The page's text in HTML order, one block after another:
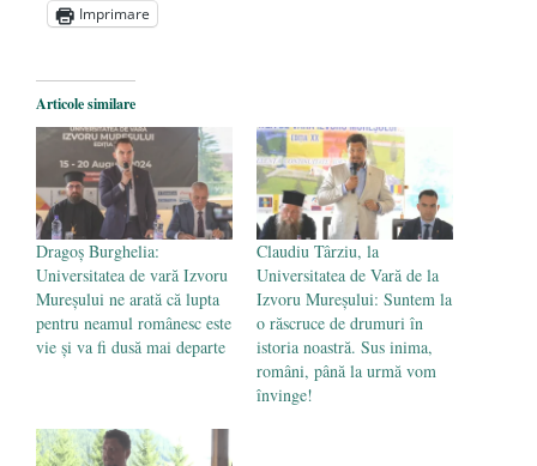
Statul care servește Națiunea
Legea Vexler produce efecte. Bustul
poetului Octavian Goga, înlăturat din Iași
- 16 aprilie 2026
Imprimare
Articole similare
Dragoș Burghelia:
Universitatea de vară Izvoru
Mureșului ne arată că lupta
pentru neamul românesc este
vie și va fi dusă mai departe
Claudiu Târziu, la
Universitatea de Vară de la
Izvoru Mureșului: Suntem la
o răscruce de drumuri în
istoria noastră. Sus inima,
români, până la urmă vom
învinge!